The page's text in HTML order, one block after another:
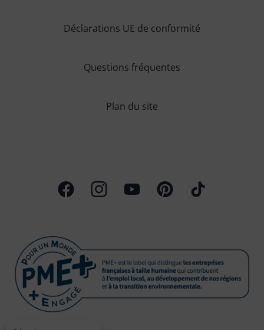
Déclarations UE de conformité
Questions fréquentes
Plan du site
Page FacebookProfil InstagramChaîne Youtube
Profil PinterestProfil TikTok